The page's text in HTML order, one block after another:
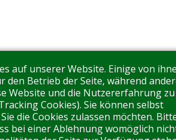
auf unserer Website. Einige von
den Betrieb der Seite, während
Website und die Nutzererfahrung zu
Cookies). Sie können selbst
die Cookies zulassen möchten.
bei einer Ablehnung womöglich